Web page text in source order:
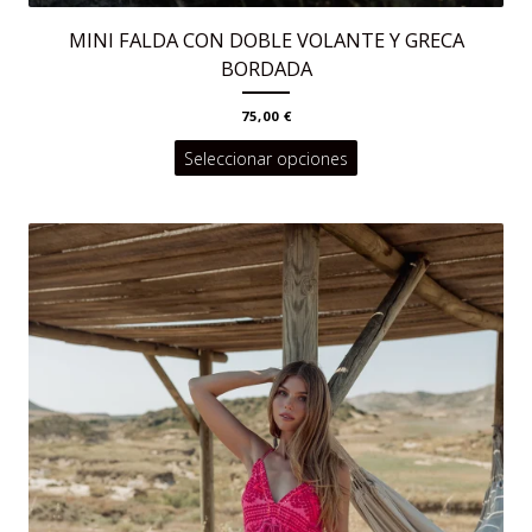
MINI FALDA CON DOBLE VOLANTE Y GRECA
BORDADA
75,00 €
Seleccionar opciones
tiene
múltiples
variantes.
Las
opciones
se
pueden
elegir
en
la